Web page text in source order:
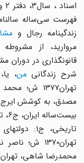
زندگینامه رجال ‌و
‌مروارید، از
شرح‌ زندگانی ‌من‌، یا،
تهران‌۱۳۷۷ ش‌؛
تهران‌۱۳۷۰ ش‌؛
محمدرضا شاهی‌، تهران‌۱۳۷۳ ش‌.